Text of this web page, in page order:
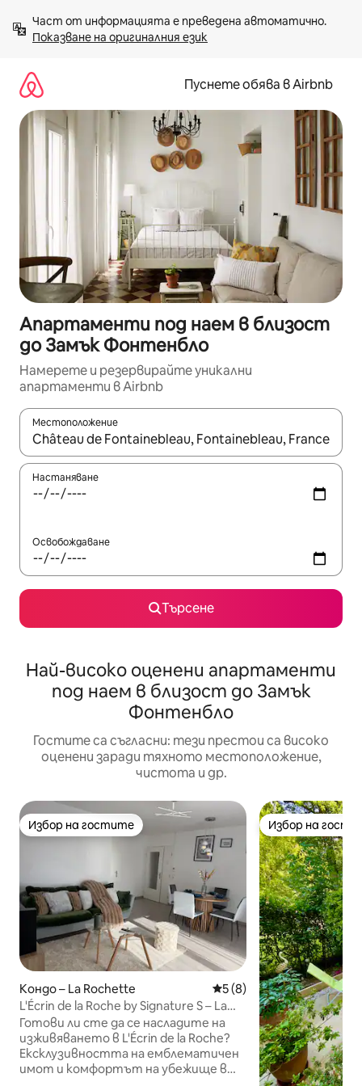
към
съдържанието
Показване на оригиналния език
Пуснете обява в Airbnb
Апартаменти под наем в близост
до Замък Фонтенбло
Намерете и резервирайте уникални
апартаменти в Airbnb
Местоположение
Когато резултатите се покажат, използвайте
Настаняване
Освобождаване
Търсене
Най-високо оценени апартаменти
под наем в близост до Замък
Фонтенбло
Гостите са съгласни: тези престои са високо
оценени заради тяхното местоположение,
чистота и др.
Избор на гостите
Избор на гостите
Кондо – La Rochette Средна оценка: 5 от 5,
5 (8)
L'Écrin de la Roche by Signature S – La
Rochette 77
Готови ли сте да се насладите на
изживяването в L'Écrin de la Roche?
Ексклузивността на емблематичен
имот и комфортът на убежище в
Избор на
Избор на